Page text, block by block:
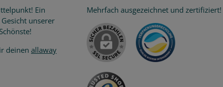
Ein
unserer
deinen allaway
Mehrfach ausgezeichnet und zertifiziert!